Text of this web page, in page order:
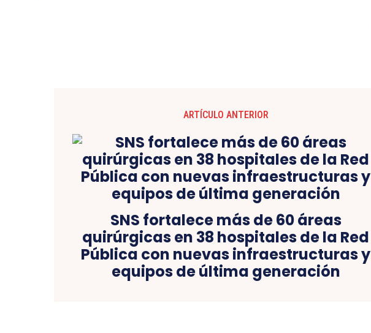
ARTÍCULO ANTERIOR
SNS fortalece más de 60 áreas
quirúrgicas en 38 hospitales de la Red
Pública con nuevas infraestructuras y
equipos de última generación